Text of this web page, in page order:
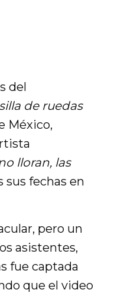
del
de ruedas
México,
lloran, las
sus fechas en
pero un
asistentes,
fue captada
que el video